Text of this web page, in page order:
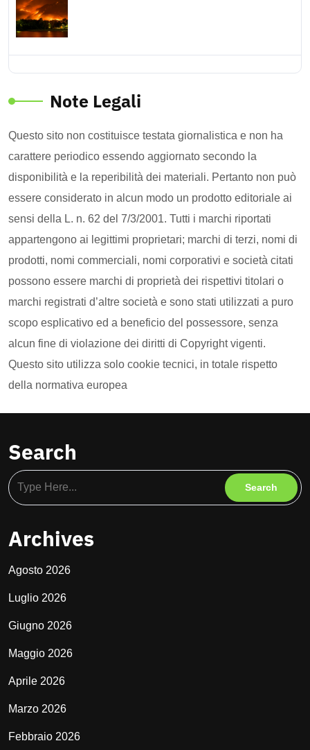
Note Legali
Questo sito non costituisce testata giornalistica e non ha
carattere periodico essendo aggiornato secondo la
disponibilità e la reperibilità dei materiali. Pertanto non può
essere considerato in alcun modo un prodotto editoriale ai
sensi della L. n. 62 del 7/3/2001. Tutti i marchi riportati
appartengono ai legittimi proprietari; marchi di terzi, nomi di
prodotti, nomi commerciali, nomi corporativi e società citati
possono essere marchi di proprietà dei rispettivi titolari o
marchi registrati d’altre società e sono stati utilizzati a puro
scopo esplicativo ed a beneficio del possessore, senza
alcun fine di violazione dei diritti di Copyright vigenti.
Questo sito utilizza solo cookie tecnici, in totale rispetto
della normativa europea
Search
Archives
Agosto 2026
Luglio 2026
Giugno 2026
Maggio 2026
Aprile 2026
Marzo 2026
Febbraio 2026